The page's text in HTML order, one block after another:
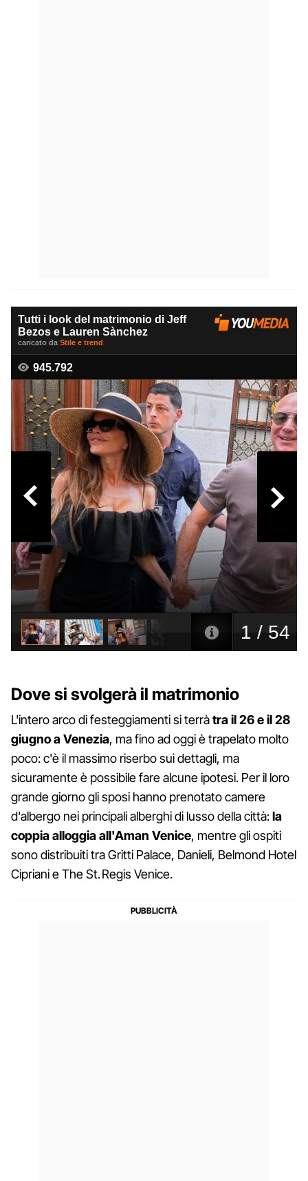
Dove si svolgerà il matrimonio
L'intero arco di festeggiamenti si terràtra il 26 e il 28
giugno a Venezia, ma fino ad oggi è trapelato molto
poco: c'è il massimo riserbo sui dettagli, ma
sicuramente è possibile fare alcune ipotesi. Per il loro
grande giorno gli sposi hanno prenotato camere
d'albergo nei principali alberghi di lusso della città:la
coppia alloggia all'Aman Venice, mentre gli ospiti
sono distribuiti tra Gritti Palace, Danieli, Belmond Hotel
Cipriani e The St. Regis Venice.